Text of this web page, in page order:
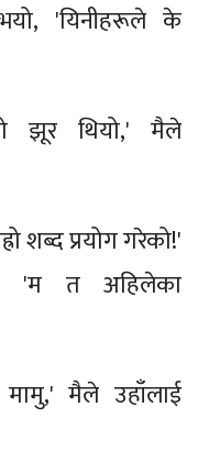
'यिनीहरूले के
झूर थियो,' मैले
शब्द प्रयोग गरेको!'
'म त अहिलेका
मैले उहाँलाई